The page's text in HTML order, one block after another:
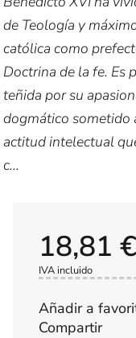
de Teología y
católica como
Doctrina de la fe. Es
teñida por su
dogmático sometido
actitud intelectual
c...
18,81 €
IVA incluido
Añadir a
Compartir